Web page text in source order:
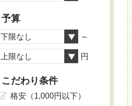
予算
下限なし ～
上限なし 円
こだわり条件
格安（1,000円以下）